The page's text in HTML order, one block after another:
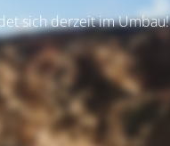
sich derzeit im Umbau!